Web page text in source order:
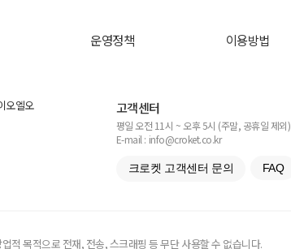
운영정책 이용방법
오엘오
고객센터
평일 오전 11시 ~ 오후 5시 (주말, 공휴일 제외)
E-mail : info@croket.co.kr
크로켓 고객센터 문의 FAQ
적 목적으로 전재, 전송, 스크래핑 등 무단 사용할 수 없습니다.